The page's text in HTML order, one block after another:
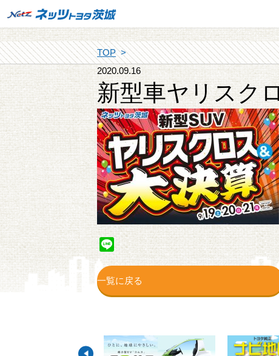
TOP
2020.09.16
新型車ヤリスク
Line
一覧に戻る